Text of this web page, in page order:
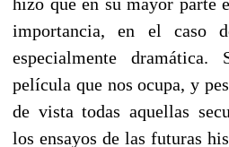
importancia, en el caso
especialmente
película que nos ocupa, y
de vista todas aquellas
los ensayos de las futuras